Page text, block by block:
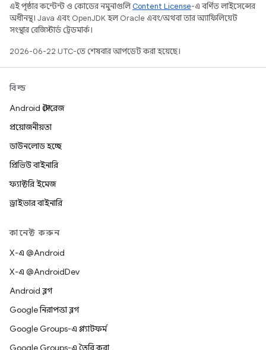
এই পৃষ্ঠার কন্টেন্ট ও কোডের নমুনাগুলিContent License-এ বর্ণিত লাইসেন্সের
অধীনস্থ। Java এবং OpenJDK হল Oracle এবং/অথবা তার অ্যাফিলিয়েট
সংস্থার রেজিস্টার্ড ট্রেডমার্ক।
2026-06-22 UTC-তে শেষবার আপডেট করা হয়েছে।
বিল্ড
Android স্টোরেজ
প্রয়োজনীয়তা
ডাউনলোড হচ্ছে
প্রিভিউ বাইনারি
ফ্যাক্টরি ইমেজ
ড্রাইভার বাইনারি
কানেক্ট করুন
X-এ @Android
X-এ @AndroidDev
Android ব্লগ
Google নিরাপত্তা ব্লগ
Google Groups-এ প্ল্যাটফর্ম
Google Groups-এ তৈরি করা